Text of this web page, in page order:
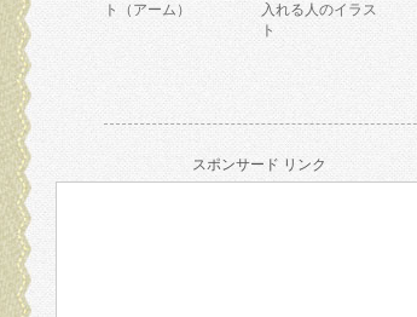
ト（アーム）
入れる人のイラス
ト
スポンサード リンク